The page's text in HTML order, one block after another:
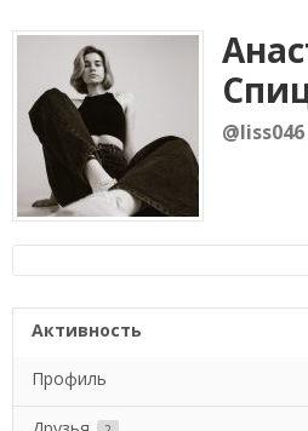
@liss046
Активность
Профиль